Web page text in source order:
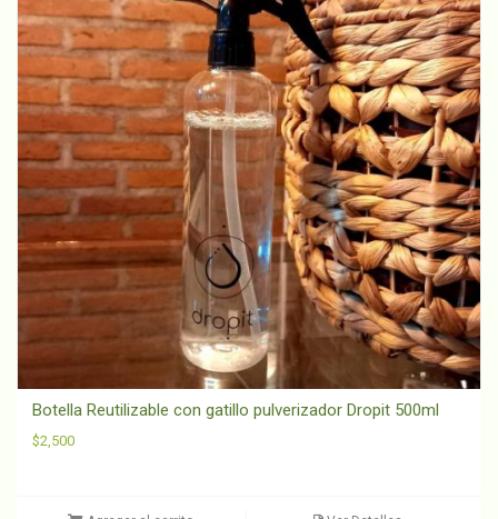
Botella Reutilizable con gatillo pulverizador Dropit 500ml
$2,500